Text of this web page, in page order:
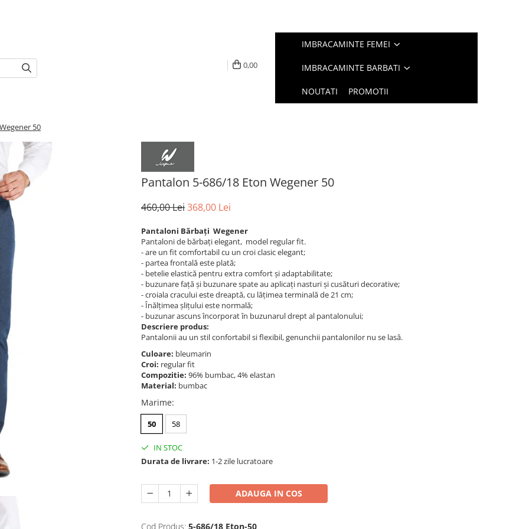
0,00
IMBRACAMINTE FEMEI
IMBRACAMINTE BARBATI
NOUTATI PROMOTII
50
Pantalon 5-686/18 Eton Wegener 50
460,00 Lei368,00 Lei
Pantaloni Bărbați Wegener
Pantaloni de bărbați elegant, model regular fit.
- are un fit comfortabil cu un croi clasic elegant;
- partea frontală este plată;
- betelie elastică pentru extra comfort și adaptabilitate;
- buzunare față și buzunare spate au aplicați nasturi și cusături decorative;
- croiala cracului este dreaptă, cu lățimea terminală de 21 cm;
- Înălțimea șlițului este normală;
- buzunar ascuns încorporat în buzunarul drept al pantalonului;
Descriere produs:
Pantalonii au un stil confortabil si flexibil, genunchii pantalonilor nu se lasă.
Culoare: bleumarin
Croi: regular fit
Compozitie: 96% bumbac, 4% elastan
Material: bumbac
Marime:
50 58
IN STOC
Durata de livrare: 1-2 zile lucratoare
ADAUGA IN COS
Cod Produs: 5-686/18 Eton-50